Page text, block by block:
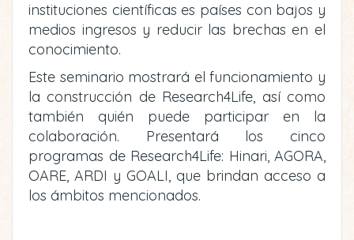
instituciones científicas es países con bajos y
medios ingresos y reducir las brechas en el
conocimiento.
Este seminario mostrará el funcionamiento y
la construcción de Research4Life, así como
también quién puede participar en la
colaboración. Presentará los cinco
programas de Research4Life: Hinari, AGORA,
OARE, ARDI y GOALI, que brindan acceso a
los ámbitos mencionados.